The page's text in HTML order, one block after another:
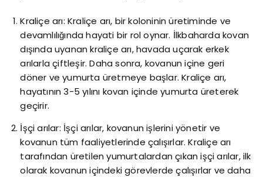
Kraliçe arı: Kraliçe arı, bir koloninin üretiminde ve
devamlılığında hayati bir rol oynar. İlkbaharda kovan
dışında uyanan kraliçe arı, havada uçarak erkek
arılarla çiftleşir. Daha sonra, kovanun içine geri
döner ve yumurta üretmeye başlar. Kraliçe arı,
hayatının 3-5 yılını kovan içinde yumurta üreterek
geçirir.
İşçi arılar: İşçi arılar, kovanun işlerini yönetir ve
kovanun tüm faaliyetlerinde çalışırlar. Kraliçe arı
tarafından üretilen yumurtalardan çıkan işçi arılar, ilk
olarak kovanun içindeki görevlerde çalışırlar ve daha